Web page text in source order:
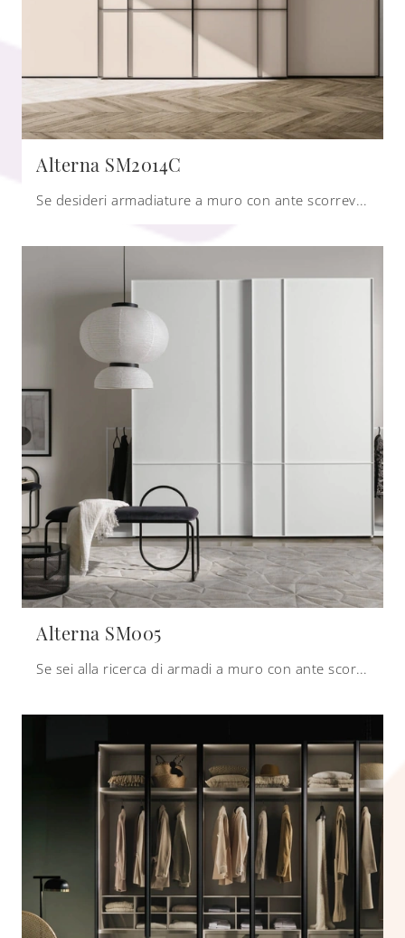
Alterna SM2014C
Se desideri armadiature a muro con ante scorrevoli, clicca e scopri l'armadio Alterna SM2014C di Zalf in melaminico.
Alterna SM005
Se sei alla ricerca di armadi a muro con ante scorrevoli, clicca e scopri l'armadio Alterna SM005 di Zalf in melaminico.